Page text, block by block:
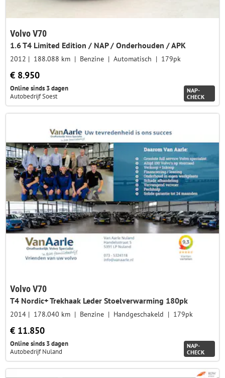
Volvo V70
1.6 T4 Limited Edition / NAP / Onderhouden / APK
2012 188.088 km Benzine Automatisch 179pk
€ 8.950
Online sinds 3 dagen
Autobedrijf Soest
NAP-
CHECK
Volvo V70
T4 Nordic+ Trekhaak Leder Stoelverwarming 180pk
2014 178.040 km Benzine Handgeschakeld 179pk
€ 11.850
Online sinds 3 dagen
Autobedrijf Nuland
NAP-
CHECK